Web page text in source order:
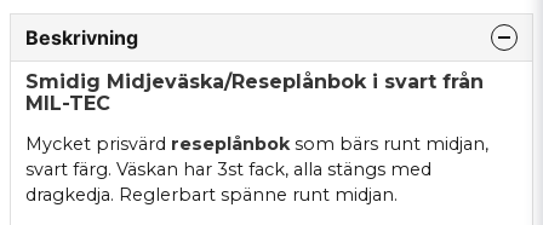
Beskrivning
Smidig Midjeväska/Reseplånbok i svart från
MIL-TEC
Mycket prisvärd reseplånboksom bärs runt midjan,
svart färg. Väskan har 3st fack, alla stängs med
dragkedja. Reglerbart spänne runt midjan.